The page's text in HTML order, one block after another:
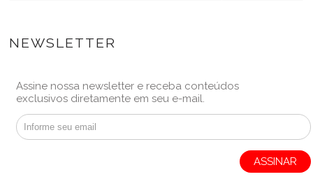
NEWSLETTER
Assine nossa newsletter e receba conteúdos
exclusivos diretamente em seu e-mail.
ASSINAR